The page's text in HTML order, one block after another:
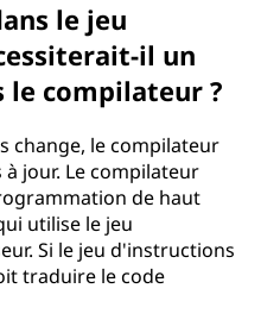
le jeu
il un
le compilateur ?
change, le compilateur
jour. Le compilateur
de haut
utilise le jeu
Si le jeu d'instructions
traduire le code